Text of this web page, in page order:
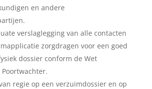
en andere
verslaglegging van alle contacten
zorgdragen voor een goed
dossier conform de Wet
regie op een verzuimdossier en op